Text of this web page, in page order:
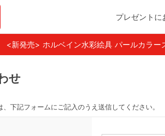
プレゼントに
<新発売> ホルベイン水彩絵具 パールカラ
せ
、下記フォームにご記入のうえ送信してください。